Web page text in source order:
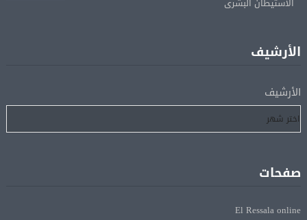
المؤهلة لأولمبياد 2028
إسبانيا تعيد فرض الرقابة على حدودها مع إيطاليا وسط
خلاف متصاعد بشأن الهجرة
الرئيس الإيرانى: الظروف الراهنة فرصة للتوصل إلى اتفاق
الأرشيف
الأرشيف
صفحات
El Ressala online